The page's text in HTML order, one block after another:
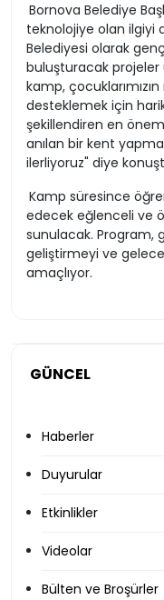
GÜNCEL
Haberler
Duyurular
Etkinlikler
Videolar
Bülten ve Broşürler
Bornova Belediye
teknolojiye olan ilgiyi
Belediyesi olarak
buluşturacak
kamp,
desteklemek için
şekillendiren en
anılan bir kent
ilerliyoruz" diye
Kamp süresince
edecek eğlenceli ve
sunulacak. Program,
geliştirmeyi ve
amaçlıyor.